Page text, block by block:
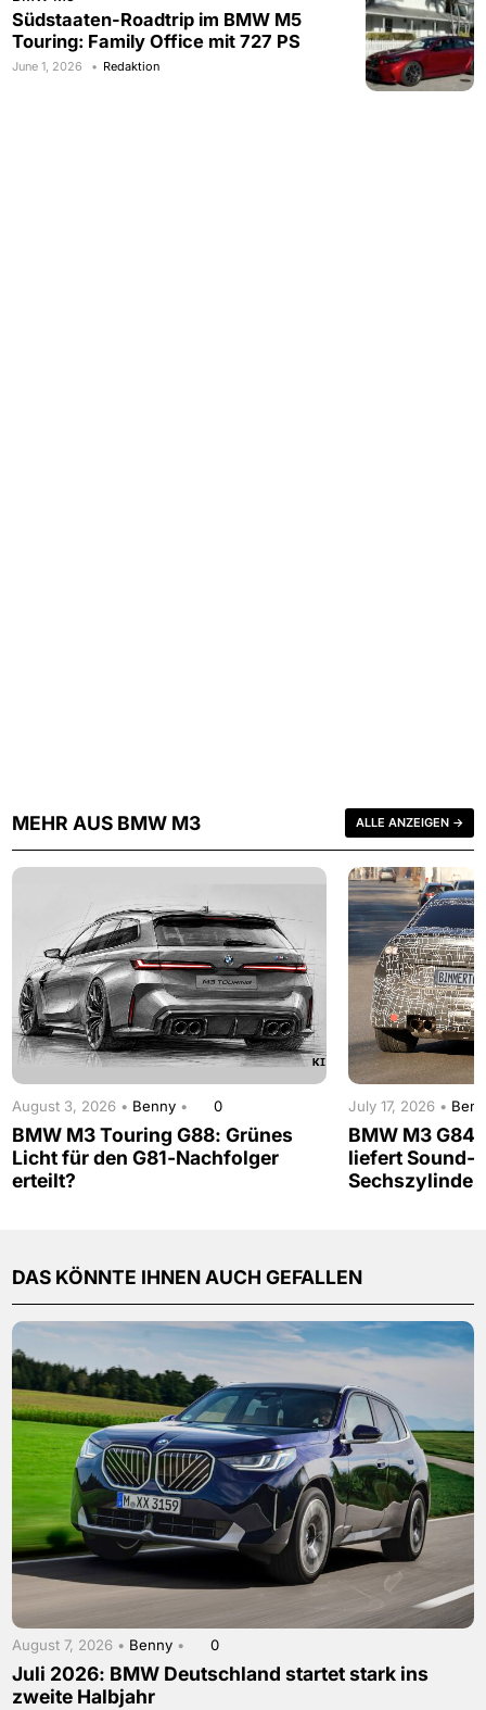
Südstaaten-Roadtrip im BMW M5
Touring: Family Office mit 727 PS
June 1, 2026 Redaktion
MEHR AUS BMW M3 ALLE ANZEIGEN →
August 3, 2026 • Benny • 0
BMW M3 Touring G88: Grünes
Licht für den G81-Nachfolger
erteilt?
July 17, 2026 •
BMW M3
liefert Sound-
Sechszylinder
DAS KÖNNTE IHNEN AUCH GEFALLEN
August 7, 2026 • Benny • 0
Juli 2026: BMW Deutschland startet stark ins
zweite Halbjahr